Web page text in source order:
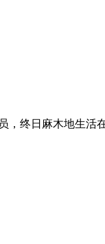
，终日麻木地生